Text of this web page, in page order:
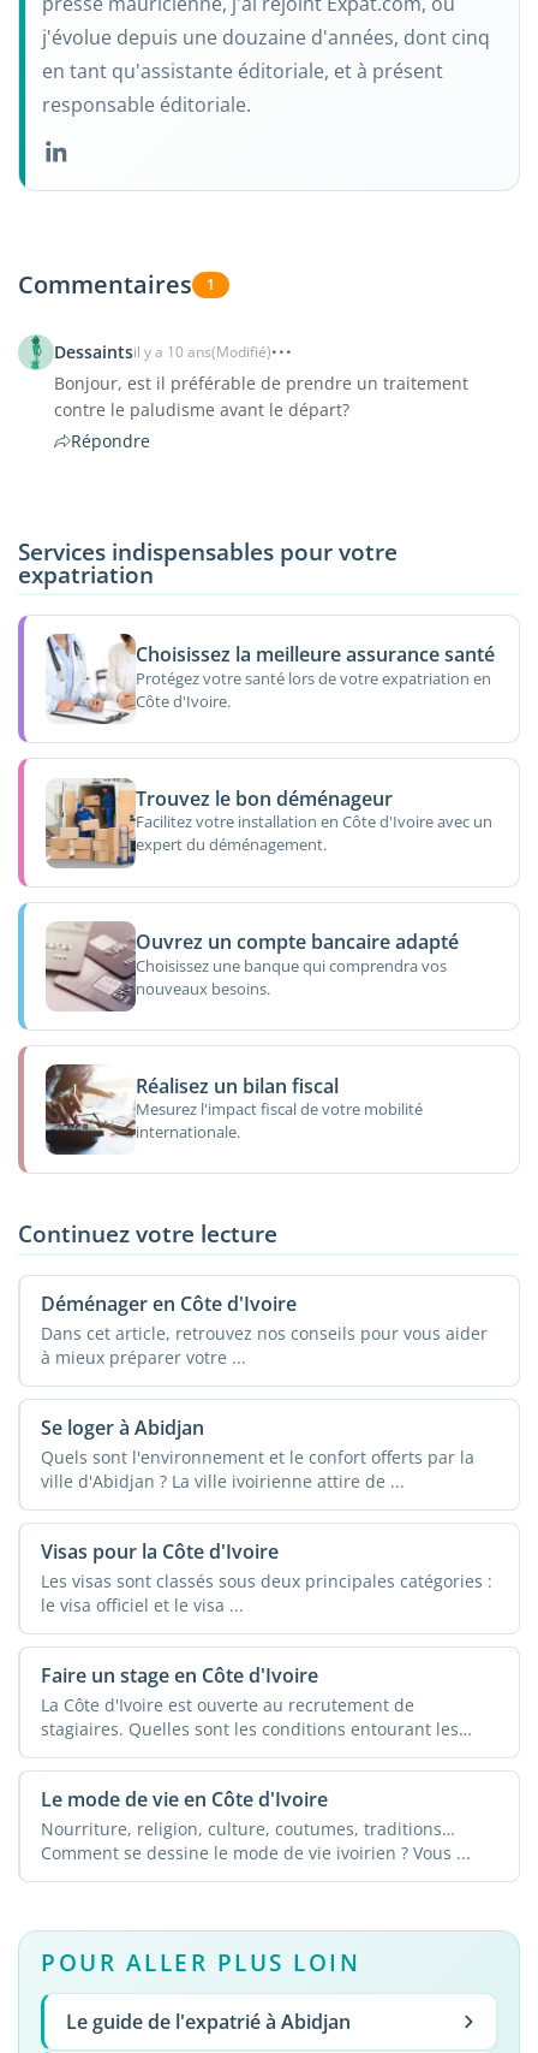
j'évolue depuis une douzaine d'années, dont cinq
en tant qu'assistante éditoriale, et à présent
responsable éditoriale.
Commentaires 1
Dessaintsil y a 10 ans(Modifié)
Bonjour, est il préférable de prendre un traitement
contre le paludisme avant le départ?
Répondre
Services indispensables pour votre
expatriation
Choisissez la meilleure assurance santé
Protégez votre santé lors de votre expatriation en
Côte d'Ivoire.
Trouvez le bon déménageur
Facilitez votre installation en Côte d'Ivoire avec un
expert du déménagement.
Ouvrez un compte bancaire adapté
Choisissez une banque qui comprendra vos
nouveaux besoins.
Réalisez un bilan fiscal
Mesurez l'impact fiscal de votre mobilité
internationale.
Continuez votre lecture
Déménager en Côte d'Ivoire
Dans cet article, retrouvez nos conseils pour vous aider
à mieux préparer votre ...
Se loger à Abidjan
Quels sont l'environnement et le confort offerts par la
ville d'Abidjan ? La ville ivoirienne attire de ...
Visas pour la Côte d'Ivoire
Les visas sont classés sous deux principales catégories :
le visa officiel et le visa ...
Faire un stage en Côte d'Ivoire
La Côte d'Ivoire est ouverte au recrutement de
stagiaires. Quelles sont les conditions entourant les
stages ...
Le mode de vie en Côte d'Ivoire
Nourriture, religion, culture, coutumes, traditions…
Comment se dessine le mode de vie ivoirien ? Vous ...
POUR ALLER PLUS LOIN
Le guide de l'expatrié à Abidjan